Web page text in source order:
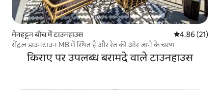
मेनहट्टन बीच में टाउनहाउस औसत रेटिंग 5 में
4.86 (21)
सेंट्रल डाउनटाउन MB में स्थित है और रेत की ओर जाने के चरण
किराए पर उपलब्ध बरामदे वाले टाउनहाउस